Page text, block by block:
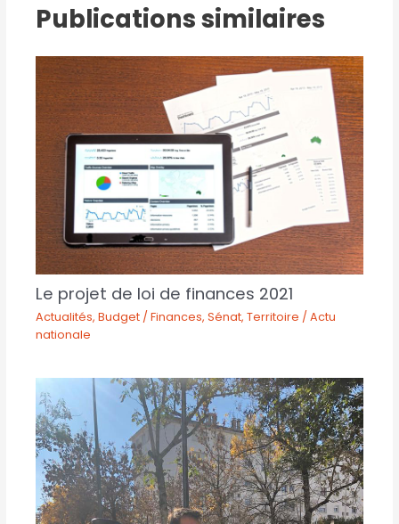
Publications similaires
Le projet de loi de finances 2021
Actualités,Budget / Finances,Sénat,Territoire / Actu
nationale